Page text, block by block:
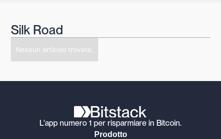
Silk Road
Nessun articolo trovato.
L'app numero 1 per risparmiare in Bitcoin.
Prodotto